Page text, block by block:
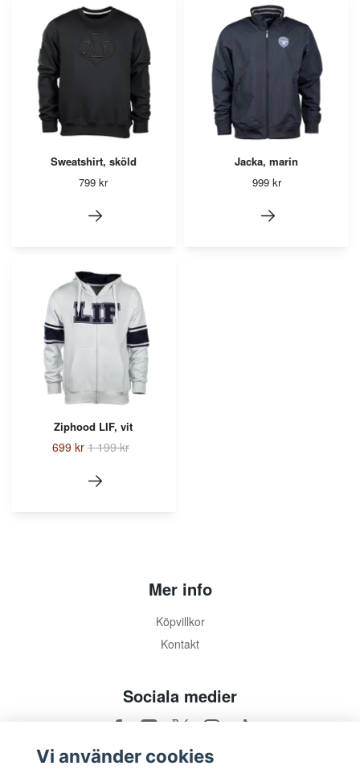
Sweatshirt, sköld
799 kr
Jacka, marin
999 kr
Ziphood LIF, vit
699 kr 1 199 kr
Mer info
Köpvillkor
Kontakt
Sociala medier
Vi använder cookies